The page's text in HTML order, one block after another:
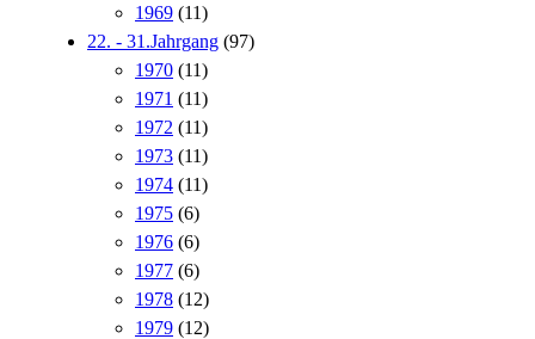
1969 (11)
22. - 31.Jahrgang (97)
1970 (11)
1971 (11)
1972 (11)
1973 (11)
1974 (11)
1975 (6)
1976 (6)
1977 (6)
1978 (12)
1979 (12)